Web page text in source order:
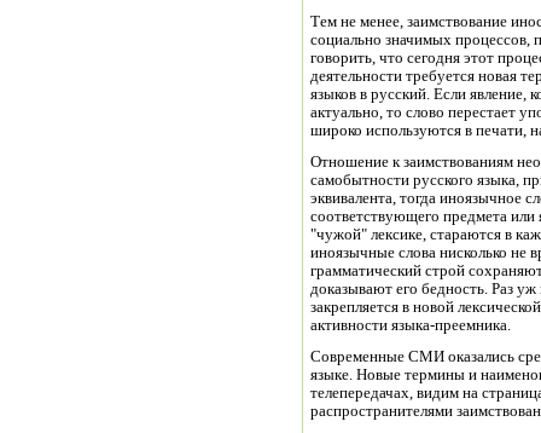
Тем не менее, заимствование
социально значимых процессов,
говорить, что сегодня этот
деятельности требуется новая
языков в русский. Если
актуально, то слово перестает
широко используются в печати,
Отношение к заимствованиям
самобытности русского языка,
эквивалента, тогда иноязычное
соответствующего предмета
"чужой" лексике, стараются в
иноязычные слова нисколько не
грамматический строй
доказывают его бедность. Раз
закрепляется в новой
активности языка-преемника.
Современные СМИ оказались
языке. Новые термины и
телепередачах, видим на
распространителями